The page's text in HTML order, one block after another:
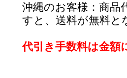
沖縄のお客様：商
すと、送料が無料と
代引き手数料は金額